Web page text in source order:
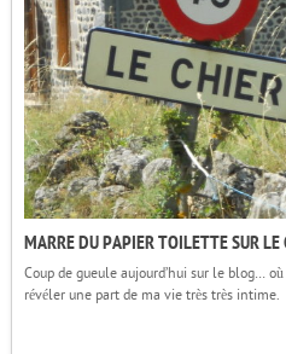
MARRE DU PAPIER TOILETTE SUR
Coup de gueule aujourd’hui sur le blog…
révéler une part de ma vie très très intime.